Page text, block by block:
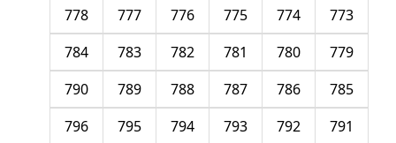
773
774
775
776
777
778
779
780
781
782
783
784
785
786
787
788
789
790
791
792
793
794
795
796